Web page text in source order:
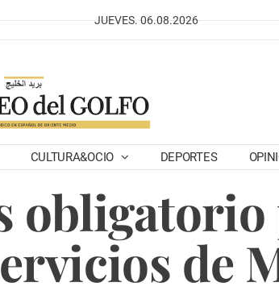
JUEVES. 06.08.2026
CULTURA&OCIO DEPORTES
de